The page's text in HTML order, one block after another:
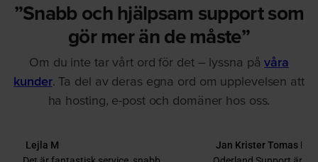
”Snabb och hjälpsam support som
gör mer än de måste”
Om du inte tar vårt ord för det – lyssna påvåra
kunder. Ta del av deras egna ord om upplevelsen att
ha hosting, e-post och domäner hos oss.